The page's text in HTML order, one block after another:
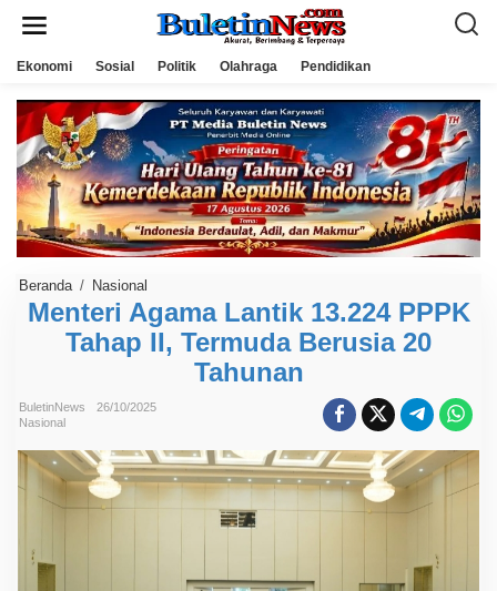
Ekonomi Sosial Politik Olahraga Pendidikan
Beranda / Nasional
n
t
e
A
m
a
L
a
Menteri Agama Lantik 13.224 PPPK
Tahap II, Termuda Berusia 20
Tahunan
BuletinNews
26/10/2025
Nasional